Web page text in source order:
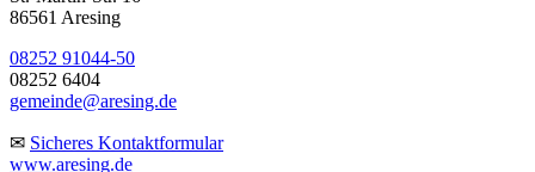
86561 Aresing
08252 91044-50
08252 6404
gemeinde@aresing.de
✉ Sicheres Kontaktformular
www.aresing.de